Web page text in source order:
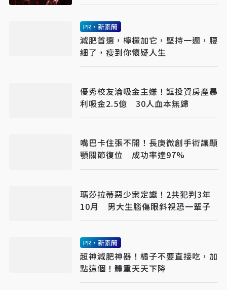
PR・新素簡
減肥首選，檸檬加它，堅持一週，腰
細了，瘦到你懷疑人生
優秀校友淪吸金主嫌！誆投資房產暴
利吸金2.5億 30人血本無歸
嘴巴卡住張不開！長庚微創手術讓顳
顎關節復位 成功率達97%
瑪莎拉蒂惡少案定讞！2共犯判3年
10月 男大生腦傷眼斜視恐一輩子
PR・新素簡
超神減肥神器！橘子不要直接吃，加
點這個！體重天天下降